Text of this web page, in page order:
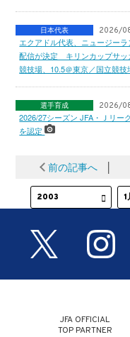
日本代表 2026/
エクアドル代表、ニュージー
配信が決定 キリンカップサッ
競技場、10.5＠東京／国立競
選手育成 2026/
2026/27シーズン JFA・Ｊリー
を認定
前の記事へ │
JFA OFFICIAL
TOP PARTNER